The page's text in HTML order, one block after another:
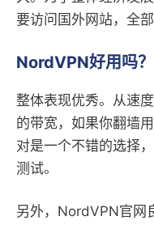
要访问国外网站，全
NordVPN好用吗？
整体表现优秀。从速
的带宽，如果你翻墙
对是一个不错的选择
测试。
另外，NordVPN官网